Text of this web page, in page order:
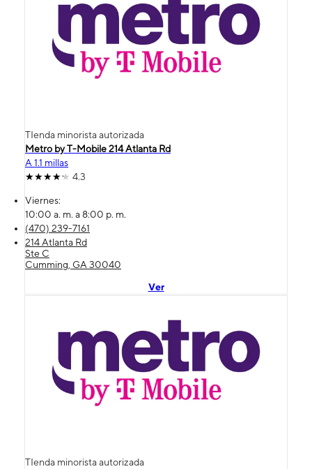
TIenda minorista autorizada
Metro by T-Mobile 214 Atlanta Rd
A 1.1 millas
4.3
Viernes:
10:00 a. m. a 8:00 p. m.
(470) 239-7161
214 Atlanta Rd
Ste C
Cumming, GA 30040
Ver
TIenda minorista autorizada